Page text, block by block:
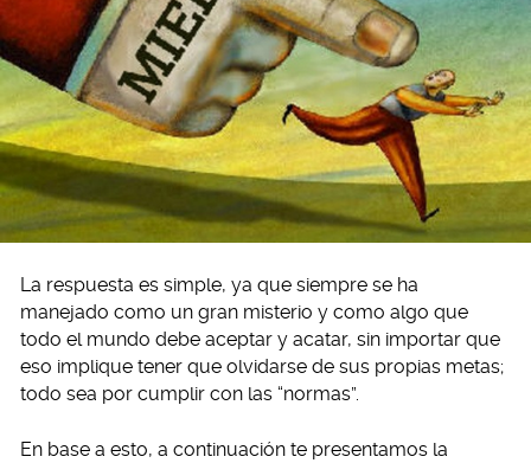
La respuesta es simple, ya que siempre se ha
manejado como un gran misterio y como algo que
todo el mundo debe aceptar y acatar, sin importar que
eso implique tener que olvidarse de sus propias metas;
todo sea por cumplir con las “normas”.
En base a esto, a continuación te presentamos la